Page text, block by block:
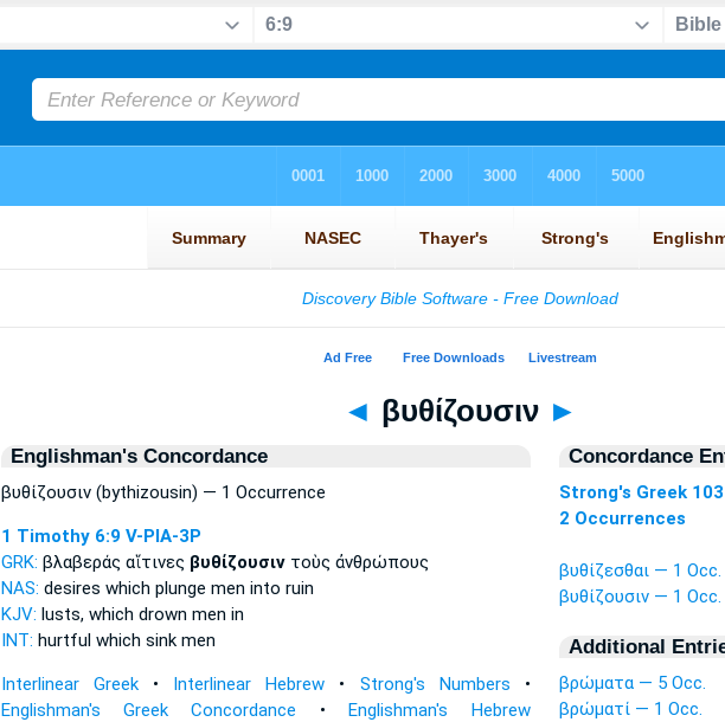
◄ βυθίζουσιν ►
Englishman's Concordance
βυθίζουσιν (bythizousin) — 1 Occurrence
1 Timothy 6:9 V-PIA-3P
GRK: βλαβεράς αἵτινες βυθίζουσιντοὺς ἀνθρώπους
NAS: desires which plunge men into ruin
KJV: lusts, which drown men in
INT: hurtful which sinkmen
Interlinear Greek• Interlinear Hebrew • Strong's Numbers •
Englishman's Greek Concordance •Englishman's Hebrew
Concordance
Strong's Greek
2 Occurrences
βυθίζεσθαι — 1 Occ.
βυθίζουσιν — 1 Occ.
Additional
βρώματα — 5 Occ.
βρώματί — 1 Occ.